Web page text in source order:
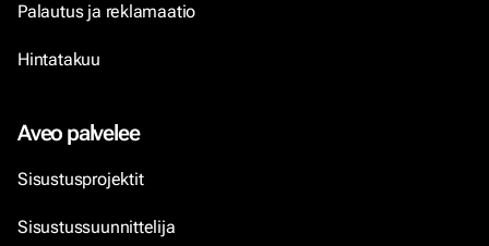
Palautus ja reklamaatio
Hintatakuu
Aveo palvelee
Sisustusprojektit
Sisustussuunnittelija